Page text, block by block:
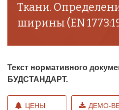
Ткани.
ширины (EN
Текст нормативного
БУДСТАНДАРТ.
ЦЕНЫ ДЕМО-